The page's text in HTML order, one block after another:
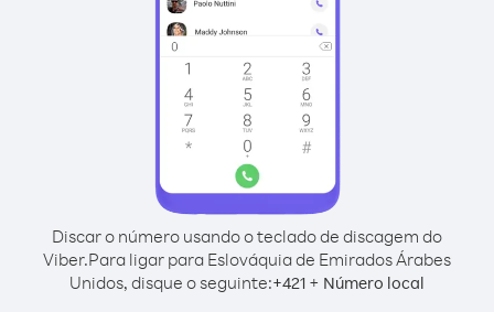
Discar o número usando o teclado de discagem do
Viber.Para ligar para Eslováquia de Emirados Árabes
Unidos, disque o seguinte:+421 + Número local